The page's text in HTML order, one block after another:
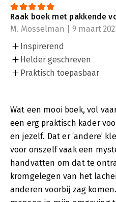
Raak boek met pakkende
M. Mosselman | 9 maart
Inspirerend
Helder geschreven
Praktisch toepasbaar
Wat een mooi boek, vol
een erg praktisch kader
en jezelf. Dat er ‘andere’
voor onszelf vaak een
handvatten om dat te
kromgelegen van het
anderen voorbij zag